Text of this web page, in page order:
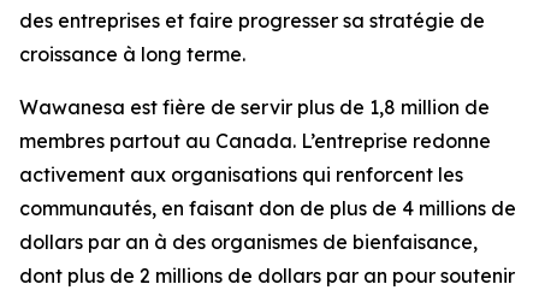
des entreprises et faire progresser sa stratégie de
croissance à long terme.
Wawanesa est fière de servir plus de 1,8 million de
membres partout au Canada. L’entreprise redonne
activement aux organisations qui renforcent les
communautés, en faisant don de plus de 4 millions de
dollars par an à des organismes de bienfaisance,
dont plus de 2 millions de dollars par an pour soutenir